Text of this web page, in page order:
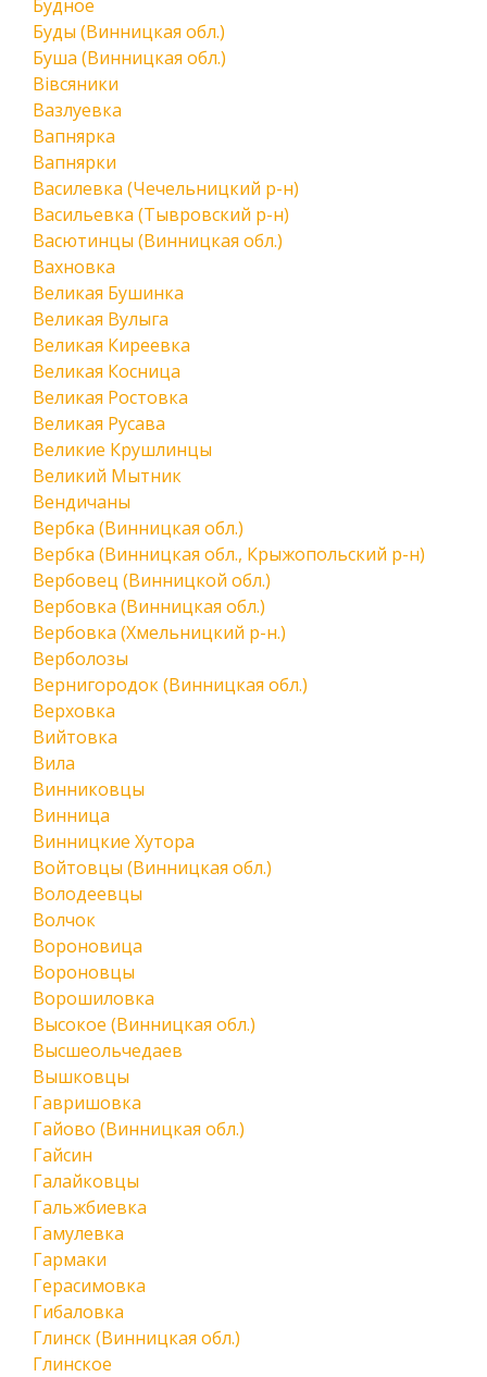
Будное
Буды (Винницкая обл.)
Буша (Винницкая обл.)
Вівсяники
Вазлуевка
Вапнярка
Вапнярки
Василевка (Чечельницкий р-н)
Васильевка (Тывровский р-н)
Васютинцы (Винницкая обл.)
Вахновка
Великая Бушинка
Великая Вулыга
Великая Киреевка
Великая Косница
Великая Ростовка
Великая Русава
Великие Крушлинцы
Великий Мытник
Вендичаны
Вербка (Винницкая обл.)
Вербка (Винницкая обл., Крыжопольский р-н)
Вербовец (Винницкой обл.)
Вербовка (Винницкая обл.)
Вербовка (Хмельницкий р-н.)
Верболозы
Вернигородок (Винницкая обл.)
Верховка
Вийтовка
Вила
Винниковцы
Винница
Винницкие Хутора
Войтовцы (Винницкая обл.)
Володеевцы
Волчок
Вороновица
Вороновцы
Ворошиловка
Высокое (Винницкая обл.)
Высшеольчедаев
Вышковцы
Гавришовка
Гайово (Винницкая обл.)
Гайсин
Галайковцы
Гальжбиевка
Гамулевка
Гармаки
Герасимовка
Гибаловка
Глинск (Винницкая обл.)
Глинское